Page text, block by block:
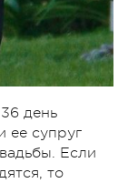
день
ее супруг
Если
то